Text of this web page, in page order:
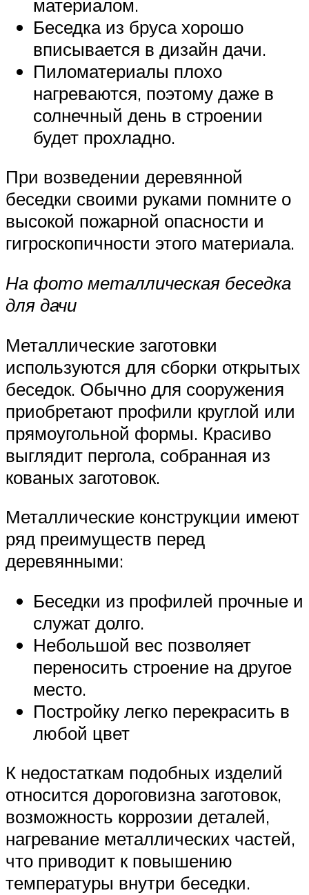
материалом.
Беседка из бруса хорошо
вписывается в дизайн дачи.
Пиломатериалы плохо
нагреваются, поэтому даже в
солнечный день в строении
будет прохладно.
При возведении деревянной
беседки своими руками помните о
высокой пожарной опасности и
гигроскопичности этого материала.
На фото металлическая беседка
для дачи
Металлические заготовки
используются для сборки открытых
беседок. Обычно для сооружения
приобретают профили круглой или
прямоугольной формы. Красиво
выглядит пергола, собранная из
кованых заготовок.
Металлические конструкции имеют
ряд преимуществ перед
деревянными:
Беседки из профилей прочные и
служат долго.
Небольшой вес позволяет
переносить строение на другое
место.
Постройку легко перекрасить в
любой цвет
К недостаткам подобных изделий
относится дороговизна заготовок,
возможность коррозии деталей,
нагревание металлических частей,
что приводит к повышению
температуры внутри беседки.